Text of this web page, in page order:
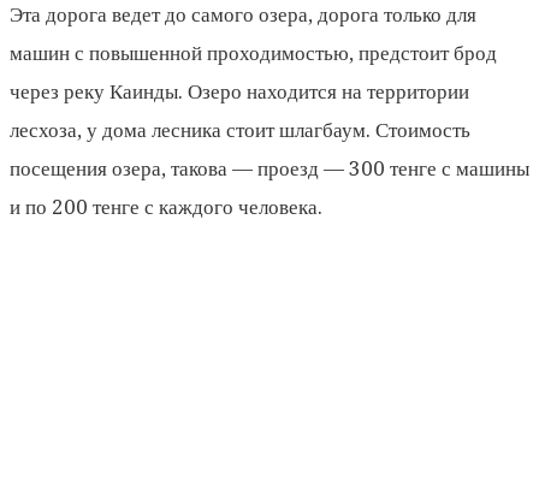
Эта дорога ведет до самого озера, дорога только для
машин с повышенной проходимостью, предстоит брод
через реку Каинды. Озеро находится на территории
лесхоза, у дома лесника стоит шлагбаум. Стоимость
посещения озера, такова — проезд — 300 тенге с машины
и по 200 тенге с каждого человека.